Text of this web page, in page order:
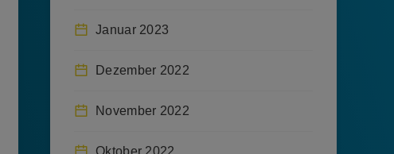
Januar 2023
Dezember 2022
November 2022
Oktober 2022